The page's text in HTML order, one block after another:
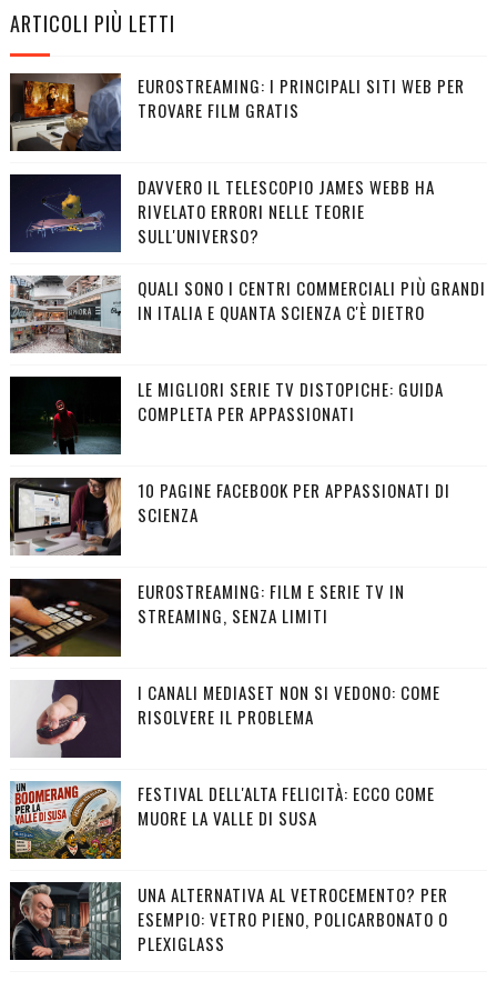
ARTICOLI PIÙ LETTI
EUROSTREAMING: I PRINCIPALI SITI WEB PER
TROVARE FILM GRATIS
DAVVERO IL TELESCOPIO JAMES WEBB HA
RIVELATO ERRORI NELLE TEORIE
SULL'UNIVERSO?
QUALI SONO I CENTRI COMMERCIALI PIÙ GRANDI
IN ITALIA E QUANTA SCIENZA C'È DIETRO
LE MIGLIORI SERIE TV DISTOPICHE: GUIDA
COMPLETA PER APPASSIONATI
10 PAGINE FACEBOOK PER APPASSIONATI DI
SCIENZA
EUROSTREAMING: FILM E SERIE TV IN
STREAMING, SENZA LIMITI
I CANALI MEDIASET NON SI VEDONO: COME
RISOLVERE IL PROBLEMA
FESTIVAL DELL'ALTA FELICITÀ: ECCO COME
MUORE LA VALLE DI SUSA
UNA ALTERNATIVA AL VETROCEMENTO? PER
ESEMPIO: VETRO PIENO, POLICARBONATO O
PLEXIGLASS